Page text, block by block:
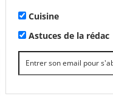
Cuisine
Astuces de la rédac